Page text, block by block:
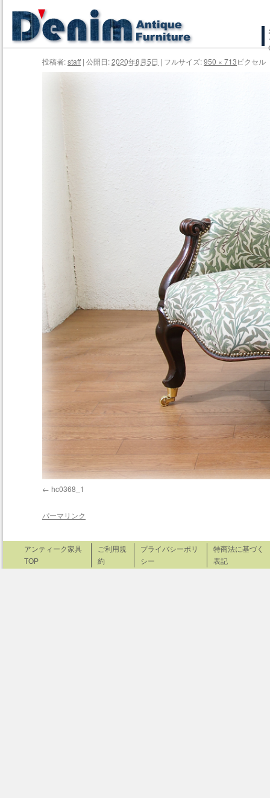
テ
プ
投稿者:staff | 公開日:2020年8月5日 | フルサイズ:950 × 713ピクセル
hc0368_1
パーマリンク
アンティーク家具
TOP
ご利用規
約
プライバシーポリ
シー
特商法に基づく
表記